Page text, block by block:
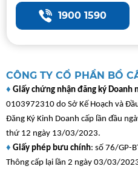
1900 1590
CÔNG TY CỔ PHẦN BỒ
♦ Giấy chứng nhận đăng ký Doanh
0103972310 do Sở Kế Hoạch và
Đăng Ký Kinh Doanh cấp lần đầu
thứ 12 ngày 13/03/2023.
♦ Giấy phép bưu chính: số 76/GP-
Thông cấp lại lần 2 ngày 03/03/